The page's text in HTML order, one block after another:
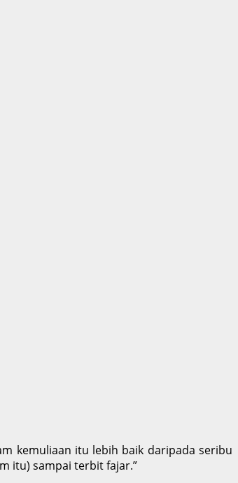
kemuliaan itu lebih baik daripada seribu
itu) sampai terbit fajar.”